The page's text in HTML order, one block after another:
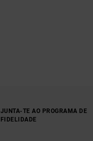
JUNTA-TE AO PROGRAMA DE
FIDELIDADE